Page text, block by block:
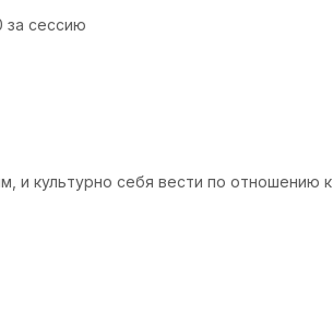
за сессию
и культурно себя вести по отношению к